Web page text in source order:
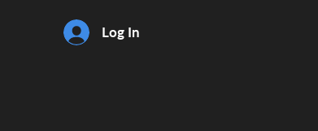
Log In